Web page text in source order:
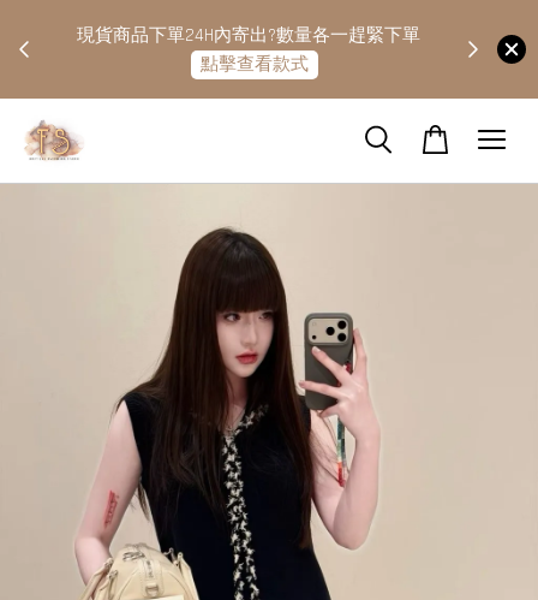
現貨商品下單24H內寄出?數量各一趕緊下單
點擊查看款式